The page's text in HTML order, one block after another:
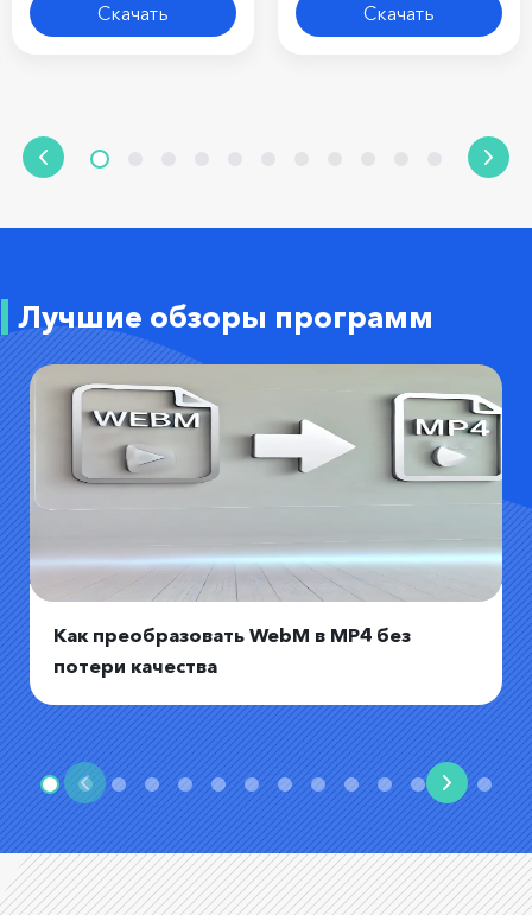
Скачать Скачать
Лучшие обзоры программ
Как преобразовать WebM в MP4 без
потери качества